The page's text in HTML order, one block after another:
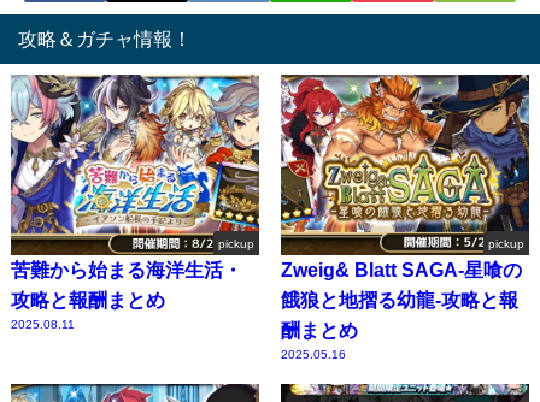
攻略＆ガチャ情報！
pickup
苦難から始まる海洋生活・
攻略と報酬まとめ
2025.08.11
pickup
Zweig& Blatt SAGA-星喰の
餓狼と地摺る幼龍-攻略と報
酬まとめ
2025.05.16